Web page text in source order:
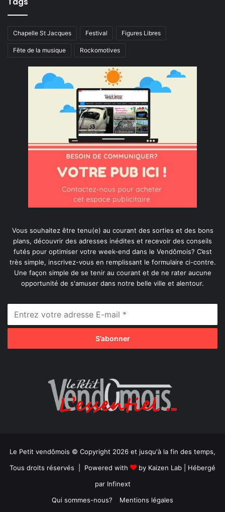
Chapelle St Jacques Festival Figures Libres
Fête de la musique Rockomotives
Vous souhaitez être tenu(e) au courant des sorties et des bons
plans, découvrir des adresses inédites et recevoir des conseils
futés pour optimiser votre week-end dans le Vendômois? C’est
très simple, inscrivez-vous en remplissant le formulaire ci-contre.
Une façon simple de se tenir au courant et de ne rater aucune
opportunité de s'amuser dans notre belle ville et alentour.
Le Petit vendômois © Copyright 2026 et jusqu'à la fin des temps,
Tous droits réservés | Powered with
by Kaizen Lab | Hébergé
par Infinext
Qui sommes-nous?
Mentions légales